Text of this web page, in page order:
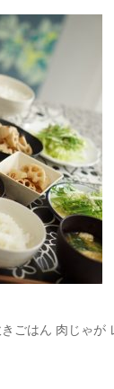
きごはん 肉じゃ